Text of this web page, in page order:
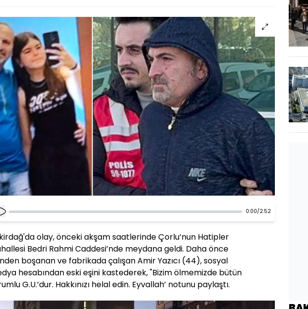
0:00/2:52
olay, önceki akşam saatlerinde Çorlu’nun Hatipler
Bedri Rahmi Caddesi’nde meydana geldi. Daha önce
boşanan ve fabrikada çalışan Amir Yazıcı (44), sosyal
hesabından eski eşini kastederek, "Bizim ölmemizde bütün
G.U.’dur. Hakkınızı helal edin. Eyvallah’ notunu paylaştı.